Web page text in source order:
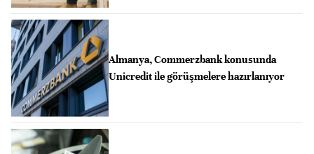
Almanya, Commerzbank konusunda
Unicredit ile görüşmelere hazırlanıyor